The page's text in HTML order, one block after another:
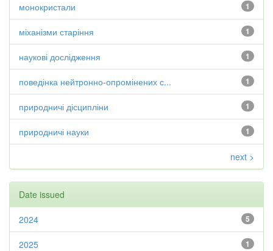
1
монокристали
1
міханізми старіння
1
наукові дослідження
1
поведінка нейтронно-опромінених с...
1
природничі дісципліни
1
природничі науки
next >
Date issued
5
2024
1
2025